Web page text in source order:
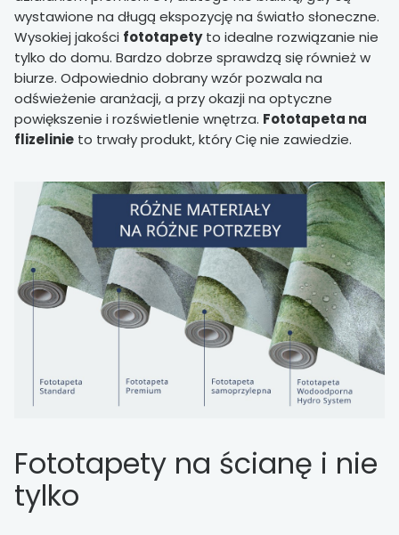
wystawione na długą ekspozycję na światło słoneczne.
Wysokiej jakości fototapetyto idealne rozwiązanie nie
tylko do domu. Bardzo dobrze sprawdzą się również w
biurze. Odpowiednio dobrany wzór pozwala na
odświeżenie aranżacji, a przy okazji na optyczne
powiększenie i rozświetlenie wnętrza. Fototapeta na
flizelinie to trwały produkt, który Cię nie zawiedzie.
Fototapety na ścianę i nie
tylko